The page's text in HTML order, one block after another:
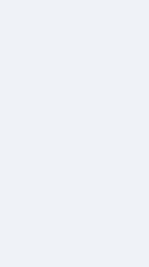
借金1億円あり